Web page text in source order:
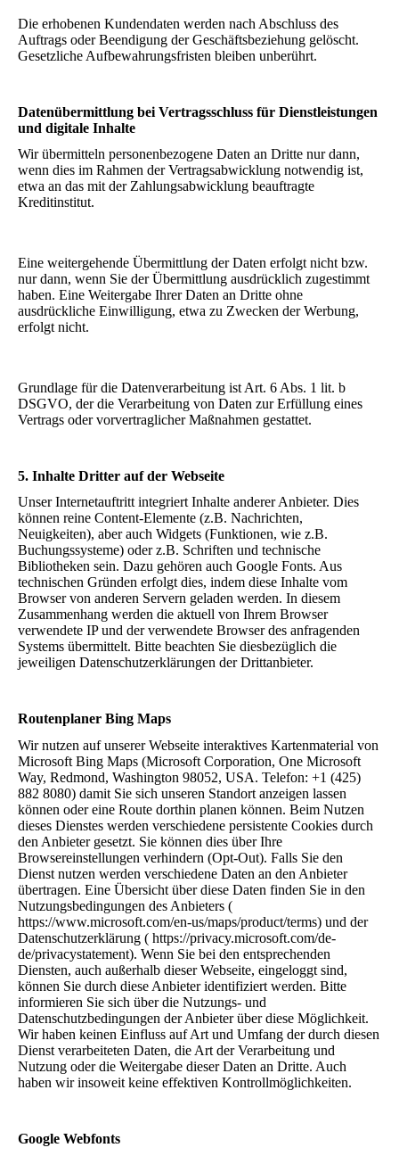
Die erhobenen Kundendaten werden nach Abschluss des
Auftrags oder Beendigung der Geschäftsbeziehung gelöscht.
Gesetzliche Aufbewahrungsfristen bleiben unberührt.
Datenübermittlung bei Vertragsschluss für Dienstleistungen
und digitale Inhalte
Wir übermitteln personenbezogene Daten an Dritte nur dann,
wenn dies im Rahmen der Vertragsabwicklung notwendig ist,
etwa an das mit der Zahlungsabwicklung beauftragte
Kreditinstitut.
Eine weitergehende Übermittlung der Daten erfolgt nicht bzw.
nur dann, wenn Sie der Übermittlung ausdrücklich zugestimmt
haben. Eine Weitergabe Ihrer Daten an Dritte ohne
ausdrückliche Einwilligung, etwa zu Zwecken der Werbung,
erfolgt nicht.
Grundlage für die Datenverarbeitung ist Art. 6 Abs. 1 lit. b
DSGVO, der die Verarbeitung von Daten zur Erfüllung eines
Vertrags oder vorvertraglicher Maßnahmen gestattet.
5. Inhalte Dritter auf der Webseite
Unser Internetauftritt integriert Inhalte anderer Anbieter. Dies
können reine Content-Elemente (z.B. Nachrichten,
Neuigkeiten), aber auch Widgets (Funktionen, wie z.B.
Buchungssysteme) oder z.B. Schriften und technische
Bibliotheken sein. Dazu gehören auch Google Fonts. Aus
technischen Gründen erfolgt dies, indem diese Inhalte vom
Browser von anderen Servern geladen werden. In diesem
Zusammenhang werden die aktuell von Ihrem Browser
verwendete IP und der verwendete Browser des anfragenden
Systems übermittelt. Bitte beachten Sie diesbezüglich die
jeweiligen Datenschutzerklärungen der Drittanbieter.
Routenplaner Bing Maps
Wir nutzen auf unserer Webseite interaktives Kartenmaterial von
Microsoft Bing Maps (Microsoft Corporation, One Microsoft
Way, Redmond, Washington 98052, USA. Telefon: +1 (425)
882 8080) damit Sie sich unseren Standort anzeigen lassen
können oder eine Route dorthin planen können. Beim Nutzen
dieses Dienstes werden verschiedene persistente Cookies durch
den Anbieter gesetzt. Sie können dies über Ihre
Browsereinstellungen verhindern (Opt-Out). Falls Sie den
Dienst nutzen werden verschiedene Daten an den Anbieter
übertragen. Eine Übersicht über diese Daten finden Sie in den
Nutzungsbedingungen des Anbieters (
https://www.microsoft.com/en-us/maps/product/terms) und der
Datenschutzerklärung ( https://privacy.microsoft.com/de-
de/privacystatement). Wenn Sie bei den entsprechenden
Diensten, auch außerhalb dieser Webseite, eingeloggt sind,
können Sie durch diese Anbieter identifiziert werden. Bitte
informieren Sie sich über die Nutzungs- und
Datenschutzbedingungen der Anbieter über diese Möglichkeit.
Wir haben keinen Einfluss auf Art und Umfang der durch diesen
Dienst verarbeiteten Daten, die Art der Verarbeitung und
Nutzung oder die Weitergabe dieser Daten an Dritte. Auch
haben wir insoweit keine effektiven Kontrollmöglichkeiten.
Google Webfonts